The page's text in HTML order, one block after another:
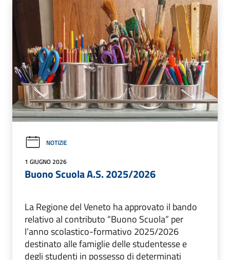
NOTIZIE
1 GIUGNO 2026
Buono Scuola A.S. 2025/2026
La Regione del Veneto ha approvato il bando
relativo al contributo “Buono Scuola” per
l’anno scolastico-formativo 2025/2026
destinato alle famiglie delle studentesse e
degli studenti in possesso di determinati